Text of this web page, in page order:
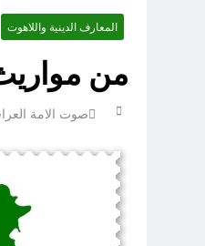
المعارف الدينية واللاهوت
من
صوت الامة